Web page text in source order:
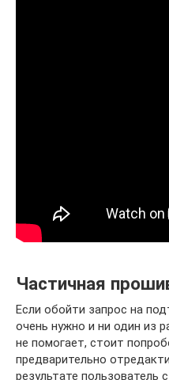
Частичная
Если обойти запрос на
очень нужно и ни один из
не помогает, стоит
предварительно
результате